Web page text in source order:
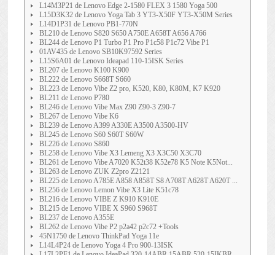
L14M3P21 de Lenovo Edge 2-1580 FLEX 3 1580 Yoga 500
L15D3K32 de Lenovo Yoga Tab 3 YT3-X50F YT3-X50M Series
L14D1P31 de Lenovo PB1-770N
BL210 de Lenovo S820 S650 A750E A658T A656 A766
BL244 de Lenovo P1 Turbo P1 Pro P1c58 P1c72 Vibe P1
01AV435 de Lenovo SB10K97592 Series
L15S6A01 de Lenovo Ideapad 110-15ISK Series
BL207 de Lenovo K100 K900
BL222 de Lenovo S668T S660
BL223 de Lenovo Vibe Z2 pro, K520, K80, K80M, K7 K920
BL211 de Lenovo P780
BL246 de Lenovo Vibe Max Z90 Z90-3 Z90-7
BL267 de Lenovo Vibe K6
BL239 de Lenovo A399 A330E A3500 A3500-HV
BL245 de Lenovo S60 S60T S60W
BL226 de Lenovo S860
BL258 de Lenovo Vibe X3 Lemeng X3 X3C50 X3C70
BL261 de Lenovo Vibe A7020 K52t38 K52e78 K5 Note K5Not...
BL263 de Lenovo ZUK Z2pro Z2121
BL225 de Lenovo A785E A858 A858T S8 A708T A628T A620T ...
BL256 de Lenovo Lemon Vibe X3 Lite K51c78
BL216 de Lenovo VIBE Z K910 K910E
BL215 de Lenovo VIBE X S960 S968T
BL237 de Lenovo A355E
BL262 de Lenovo Vibe P2 p2a42 p2c72 +Tools
45N1750 de Lenovo ThinkPad Yoga 11e
L14L4P24 de Lenovo Yoga 4 Pro 900-13ISK